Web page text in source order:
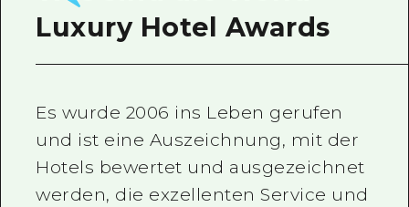
Ein freiwilliger Führer
Videos von Hiroshima
FAQs
Foto-Download
Transportinformationen bei
Luxury Hotel Awards
Es wurde 2006 ins Leben gerufen
und ist eine Auszeichnung, mit der
Hotels bewertet und ausgezeichnet
werden, die exzellenten Service und